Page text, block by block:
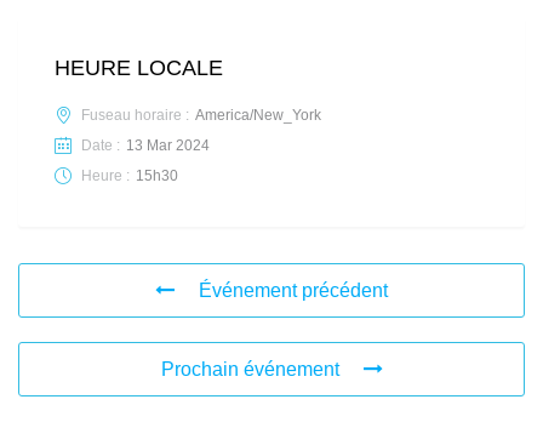
HEURE LOCALE
Fuseau horaire : America/New_York
Date : 13 Mar 2024
Heure : 15h30
Événement précédent
Prochain événement